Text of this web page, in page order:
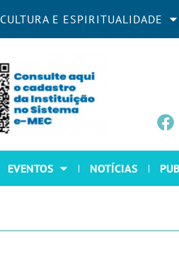
CULTURA E ESPIRITUALIDADE
EVENTOS NOTÍCIAS